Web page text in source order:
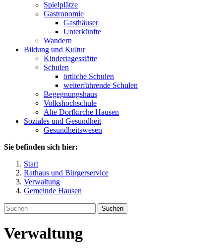
Spielplätze
Gastronomie
Gasthäuser
Unterkünfte
Wandern
Bildung und Kultur
Kindertagesstätte
Schulen
örtliche Schulen
weiterführende Schulen
Begegnungshaus
Volkshochschule
Alte Dorfkirche Hausen
Soziales und Gesundheit
Gesundheitswesen
Sie befinden sich hier:
Start
Rathaus und Bürgerservice
Verwaltung
Gemeinde Hausen
Suchen
Verwaltung